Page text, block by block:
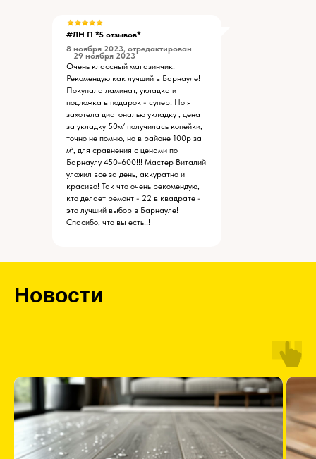
#ЛН П *5 отзывов*
8 ноября 2023, отредактирован
Очень классный магазинчик!
Рекомендую как лучший в Барнауле!
Покупала ламинат, укладка и
подложка в подарок - супер! Но я
захотела диагональю укладку , цена
за укладку 50м² получилась копейки,
точно не помню, но в районе 100р за
м², для сравнения с ценами по
Барнаулу 450-600!!! Мастер Виталий
уложил все за день, аккуратно и
красиво! Так что очень рекомендую,
кто делает ремонт - 22 в квадрате -
это лучший выбор в Барнауле!
Спасибо, что вы есть!!!
29 ноября 2023
Новости